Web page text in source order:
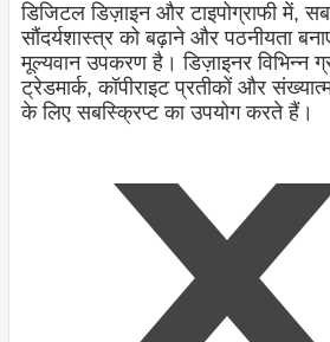
डिजिटल डिज़ाइन और टाइपोग्राफी में,
सौंदर्यशास्त्र को बढ़ाने और पठनीयता
मूल्यवान उपकरण है। डिज़ाइनर विभिन्न
ट्रेडमार्क, कॉपीराइट प्रतीकों और
के लिए सबस्क्रिप्ट का उपयोग करते हैं।